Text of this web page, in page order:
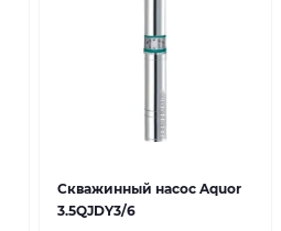
Скважинный насос Aquor
3.5QJDY3/6